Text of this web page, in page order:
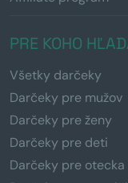
PRE KOHO
Všetky darčeky
Darčeky pre mužov
Darčeky pre ženy
Darčeky pre deti
Darčeky pre otecka